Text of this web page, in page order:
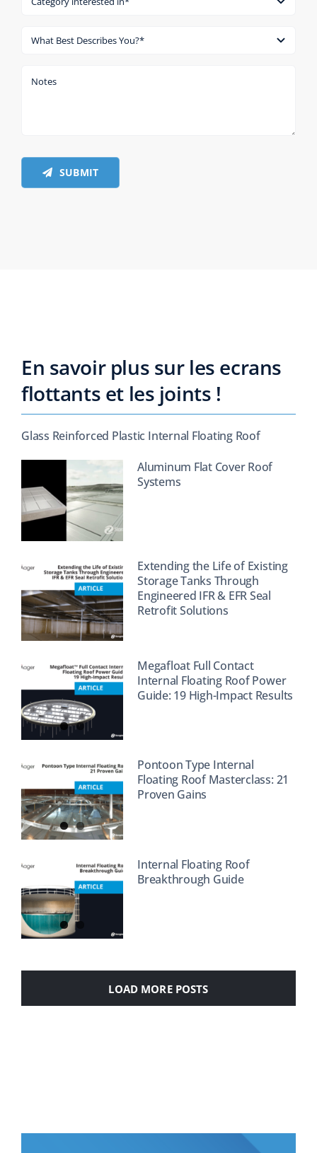
SUBMIT
En savoir plus sur les ecrans
flottants et les joints !
Glass Reinforced Plastic Internal Floating Roof
Aluminum Flat Cover Roof
Systems
Extending the Life of Existing
Storage Tanks Through
Engineered IFR & EFR Seal
Retrofit Solutions
Megafloat Full Contact
Internal Floating Roof Power
Guide: 19 High-Impact Results
Pontoon Type Internal
Floating Roof Masterclass: 21
Proven Gains
Internal Floating Roof
Breakthrough Guide
LOAD MORE POSTS